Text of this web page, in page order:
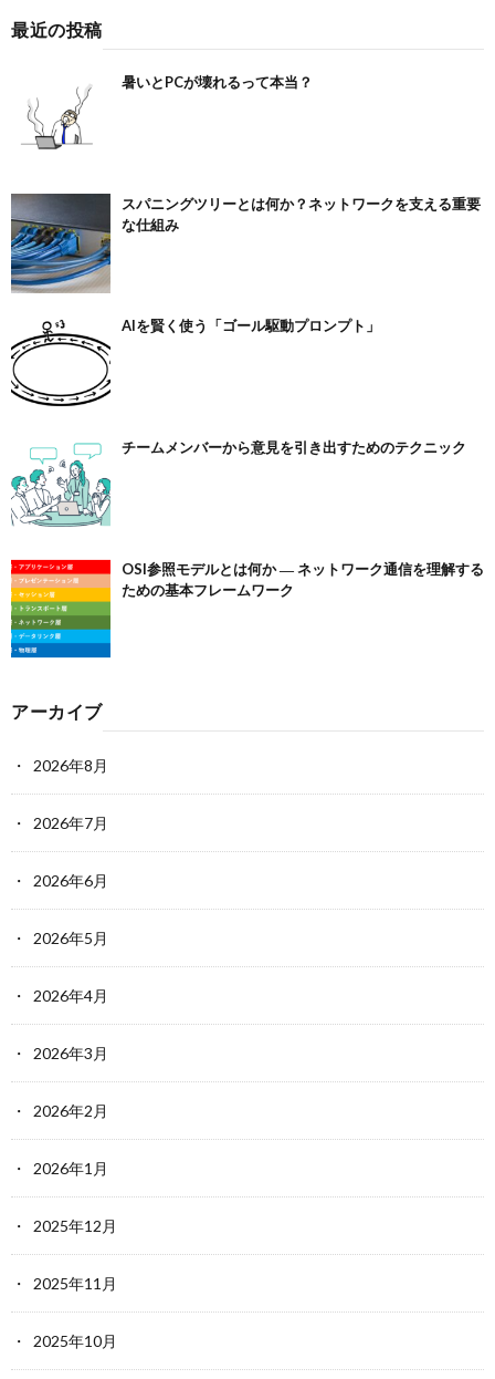
最近の投稿
暑いとPCが壊れるって本当？
スパニングツリーとは何か？ネットワークを支える重要
な仕組み
AIを賢く使う「ゴール駆動プロンプト」
チームメンバーから意見を引き出すためのテクニック
OSI参照モデルとは何か ― ネットワーク通信を理解する
ための基本フレームワーク
アーカイブ
2026年8月
2026年7月
2026年6月
2026年5月
2026年4月
2026年3月
2026年2月
2026年1月
2025年12月
2025年11月
2025年10月